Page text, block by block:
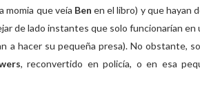
momia que veía Benen el libro) y que hayan
de lado instantes que solo funcionarían
a hacer su pequeña presa). No obstante,
, reconvertido en policía, o en esa